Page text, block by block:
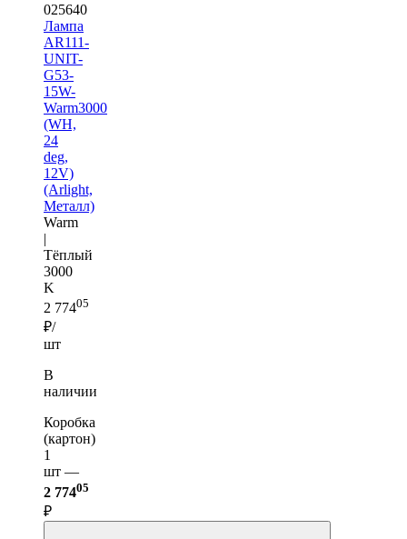
025640
Лампа
AR111-
UNIT-
G53-
15W-
Warm3000
(WH,
24
deg,
12V)
(Arlight,
Металл)
Warm
|
Тёплый
3000
K
2 77405
₽/
шт
В
наличии
Коробка
(картон)
1
шт —
2 77405
₽